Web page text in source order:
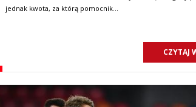
jednak kwota, za którą pomocnik…
CZYTAJ